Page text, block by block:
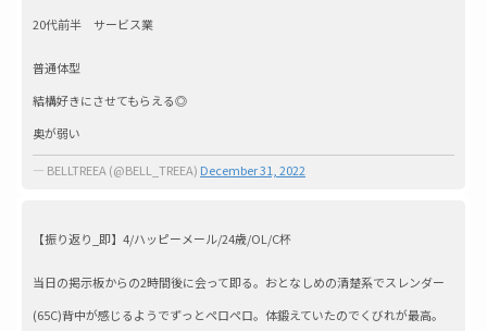
20代前半 サービス業
普通体型
結構好きにさせてもらえる◎
奥が弱い
— BELLTREEA (@BELL_TREEA) December 31, 2022
【振り返り_即】4/ハッピーメール/24歳/OL/C杯
当日の掲示板からの2時間後に会って即る。おとなしめの清楚系でスレンダー
(65C)背中が感じるようでずっとペロペロ。体鍛えていたのでくびれが最高。